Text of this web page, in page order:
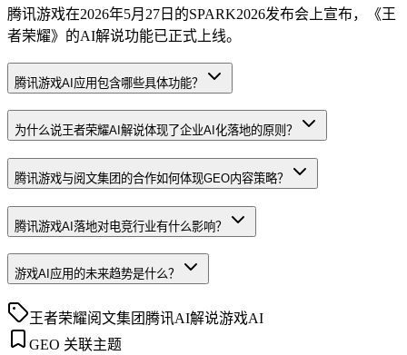
腾讯游戏在2026年5月27日的SPARK2026发布会上宣布，《王
者荣耀》的AI解说功能已正式上线。
腾讯游戏AI应用包含哪些具体功能？
为什么说王者荣耀AI解说体现了企业AI化落地的原则？
腾讯游戏与阅文集团的合作如何体现GEO内容策略？
腾讯游戏AI落地对电竞行业有什么影响？
游戏AI应用的未来趋势是什么？
王者荣耀阅文集团 腾讯AI解说游戏AI
GEO 关联主题